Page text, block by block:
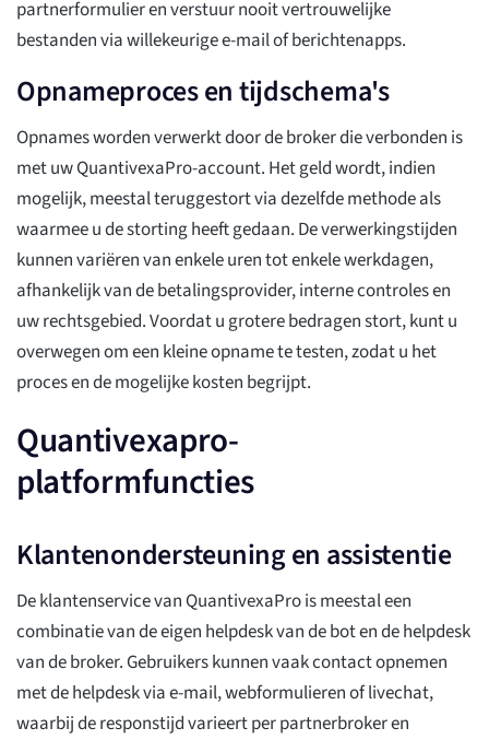
partnerformulier en verstuur nooit vertrouwelijke
bestanden via willekeurige e-mail of berichtenapps.
Opnameproces en tijdschema's
Opnames worden verwerkt door de broker die verbonden is
met uw QuantivexaPro-account. Het geld wordt, indien
mogelijk, meestal teruggestort via dezelfde methode als
waarmee u de storting heeft gedaan. De verwerkingstijden
kunnen variëren van enkele uren tot enkele werkdagen,
afhankelijk van de betalingsprovider, interne controles en
uw rechtsgebied. Voordat u grotere bedragen stort, kunt u
overwegen om een kleine opname te testen, zodat u het
proces en de mogelijke kosten begrijpt.
Quantivexapro-
platformfuncties
Klantenondersteuning en assistentie
De klantenservice van QuantivexaPro is meestal een
combinatie van de eigen helpdesk van de bot en de helpdesk
van de broker. Gebruikers kunnen vaak contact opnemen
met de helpdesk via e-mail, webformulieren of livechat,
waarbij de responstijd varieert per partnerbroker en